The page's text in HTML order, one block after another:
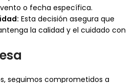
o fecha específica.
Esta decisión asegura que
la calidad y el cuidado con
seguimos comprometidos a